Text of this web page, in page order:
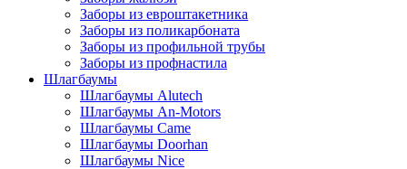
Заборы из евроштакетника
Заборы из поликарбоната
Заборы из профильной трубы
Заборы из профнастила
Шлагбаумы
Шлагбаумы Alutech
Шлагбаумы An-Motors
Шлагбаумы Came
Шлагбаумы Doorhan
Шлагбаумы Nice